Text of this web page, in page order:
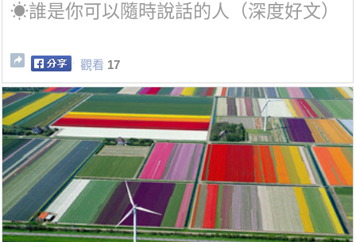
☀誰是你可以隨時說話的人（深度好文）
觀看 17